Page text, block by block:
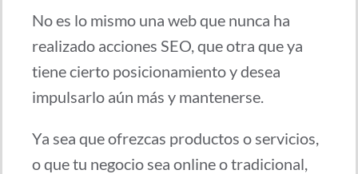
No es lo mismo una web que nunca ha
realizado acciones SEO, que otra que ya
tiene cierto posicionamiento y desea
impulsarlo aún más y mantenerse.
Ya sea que ofrezcas productos o servicios,
o que tu negocio sea online o tradicional,